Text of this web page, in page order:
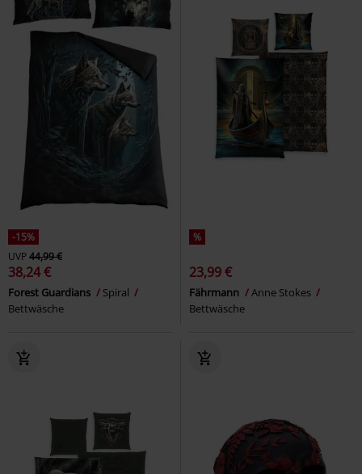
-15%
UVP44,99 €
38,24 €
Forest Guardians
Spiral
Bettwäsche
%
23,99 €
Fährmann
Anne Stokes
Bettwäsche